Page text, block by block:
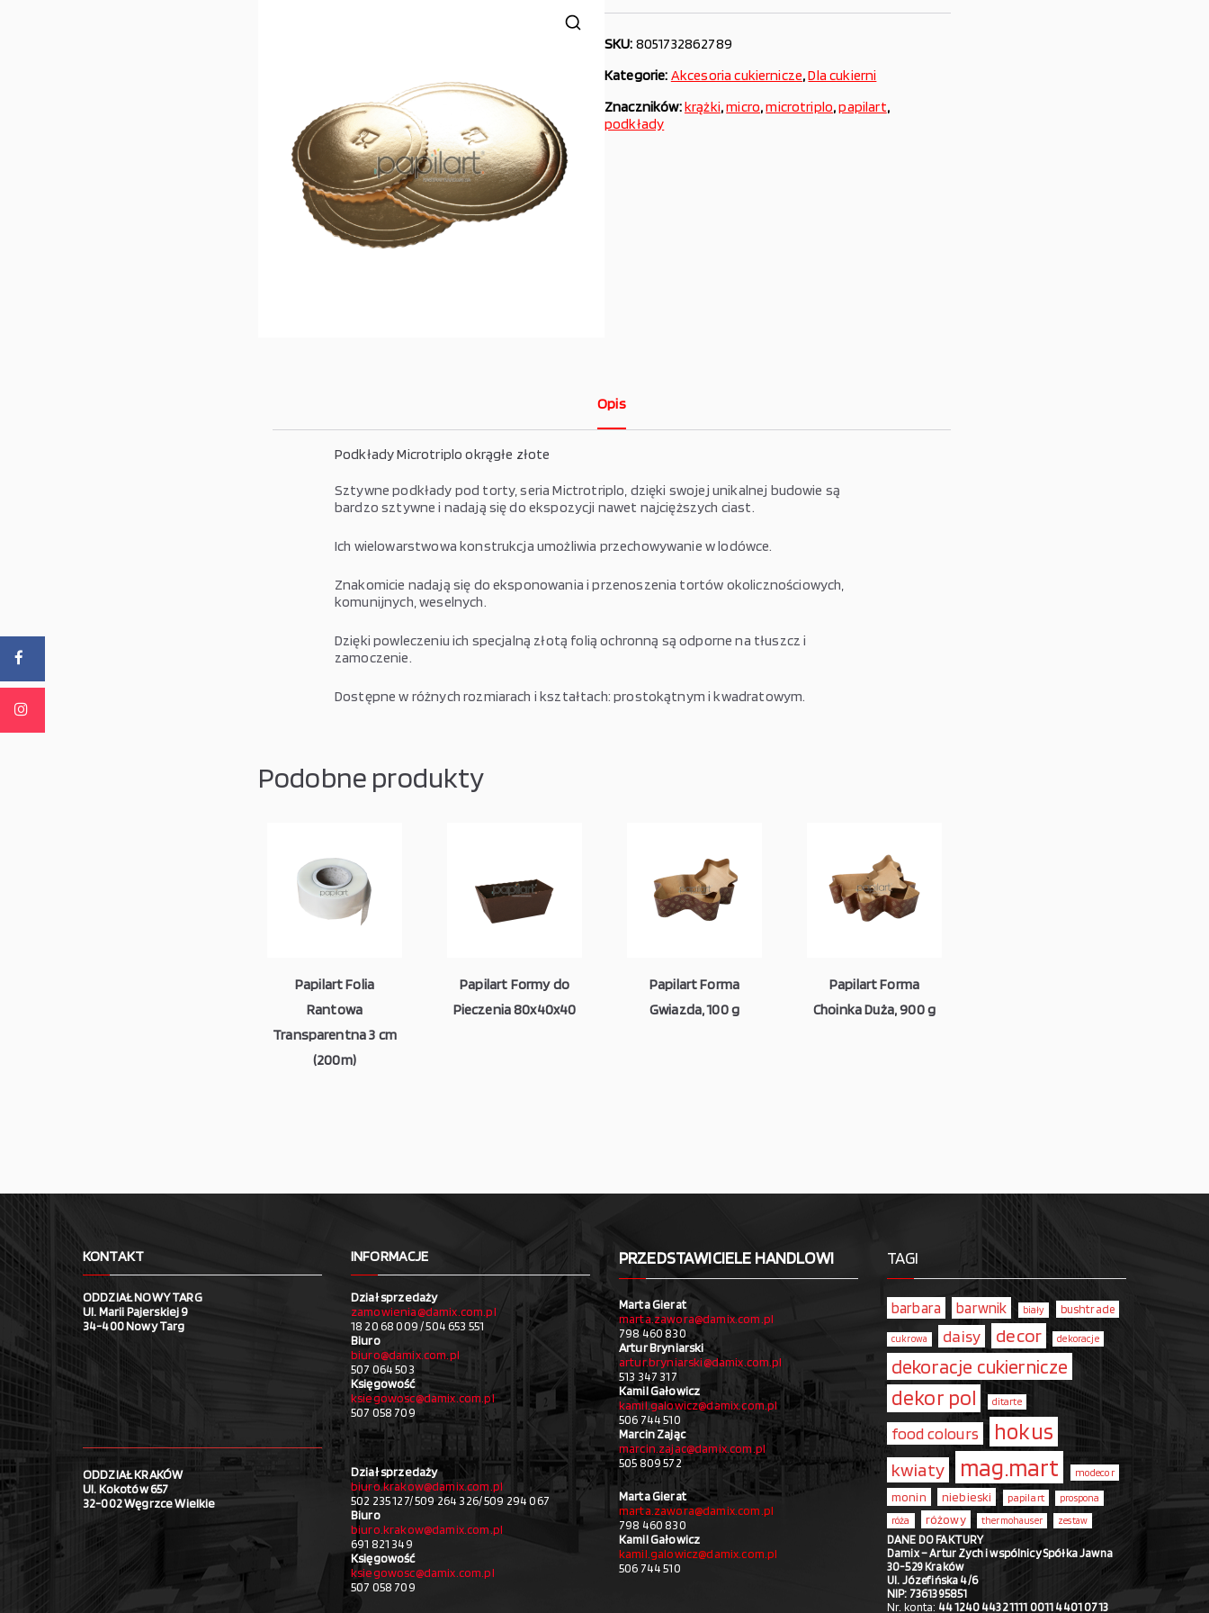
SKU: 8051732862789
Kategorie: Akcesoria cukiernicze,Dla cukierni
Znaczników:krążki,micro,microtriplo,papilart,
podkłady
Opis
Podkłady Microtriplo okrągłe złote
Sztywne podkłady pod torty, seria Mictrotriplo, dzięki swojej unikalnej budowie są
bardzo sztywne i nadają się do ekspozycji nawet najcięższych ciast.
Ich wielowarstwowa konstrukcja umożliwia przechowywanie w lodówce.
Znakomicie nadają się do eksponowania i przenoszenia tortów okolicznościowych,
komunijnych, weselnych.
Dzięki powleczeniu ich specjalną złotą folią ochronną są odporne na tłuszcz i
zamoczenie.
Dostępne w różnych rozmiarach i kształtach: prostokątnym i kwadratowym.
Podobne produkty
Papilart Folia
Rantowa
Transparentna 3 cm
(200m)
Papilart Formy do
Pieczenia 80x40x40
Papilart Forma
Gwiazda, 100 g
Papilart Forma
Choinka Duża, 900 g
KONTAKT
ODDZIAŁ NOWY TARG
Ul. Marii Pajerskiej 9
34-400 Nowy Targ
ODDZIAŁ KRAKÓW
Ul. Kokotów 657
32-002 Węgrzce Wielkie
INFORMACJE
Dział sprzedaży
zamowienia@damix.com.pl
18 20 68 009 / 504 653 551
Biuro
biuro@damix.com.pl
507 064 503
Księgowość
ksiegowosc@damix.com.pl
507 058 709
Dział sprzedaży
biuro.krakow@damix.com.pl
502 235 127/ 509 264 326/ 509 294 067
Biuro
biuro.krakow@damix.com.pl
691 821 349
Księgowość
ksiegowosc@damix.com.pl
507 058 709
PRZEDSTAWICIELE HANDLOWI
Marta Gierat
marta.zawora@damix.com.pl
798 460 830
Artur Bryniarski
artur.bryniarski@damix.com.pl
513 347 317
Kamil Gałowicz
kamil.galowicz@damix.com.pl
506 744 510
Marcin Zając
marcin.zajac@damix.com.pl
505 809 572
Marta Gierat
marta.zawora@damix.com.pl
798 460 830
Kamil Gałowicz
kamil.galowicz@damix.com.pl
506 744 510
TAGI
barbara barwnik biały bushtrade
cukrowa daisy decor dekoracje
dekoracje cukiernicze
dekor pol ditarte
food colours hokus
kwiaty mag.mart modecor
monin niebieski papilart
prospona
róża
różowy thermohauser zestaw
DANE DO FAKTURY
Damix – Artur Zych i wspólnicy Spółka Jawna
30-529 Kraków
Ul. Józefińska 4/6
NIP: 7361395851
Nr. konta: 44 1240 4432 1111 0011 4401 0713